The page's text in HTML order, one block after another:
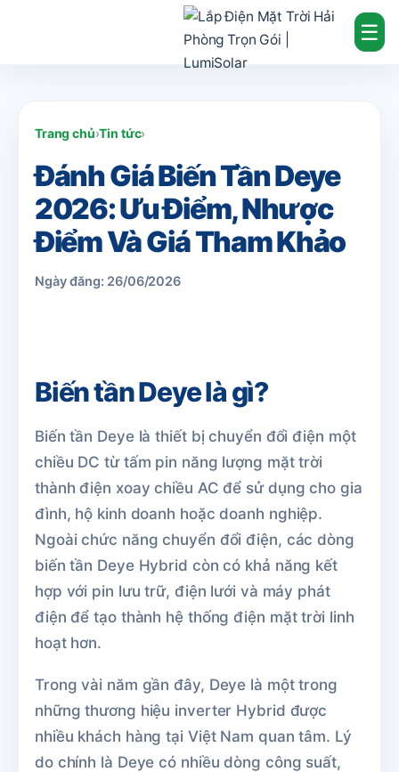
☰
Trang chủ›Tin tức›
Đánh Giá Biến Tần Deye
2026: Ưu Điểm, Nhược
Điểm Và Giá Tham Khảo
Ngày đăng: 26/06/2026
Biến tần Deye là gì?
Biến tần Deye là thiết bị chuyển đổi điện một
chiều DC từ tấm pin năng lượng mặt trời
thành điện xoay chiều AC để sử dụng cho gia
đình, hộ kinh doanh hoặc doanh nghiệp.
Ngoài chức năng chuyển đổi điện, các dòng
biến tần Deye Hybrid còn có khả năng kết
hợp với pin lưu trữ, điện lưới và máy phát
điện để tạo thành hệ thống điện mặt trời linh
hoạt hơn.
Trong vài năm gần đây, Deye là một trong
những thương hiệu inverter Hybrid được
nhiều khách hàng tại Việt Nam quan tâm. Lý
do chính là Deye có nhiều dòng công suất,